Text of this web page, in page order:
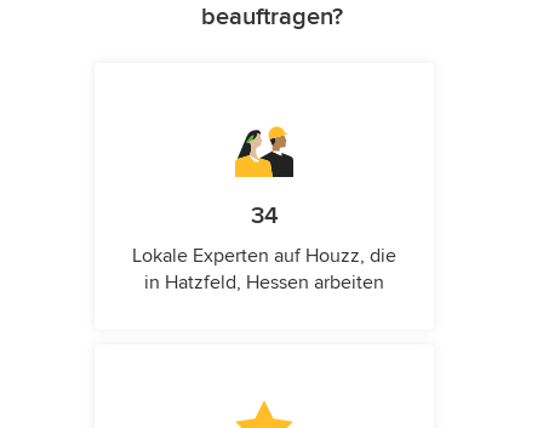
beauftragen?
34
Lokale Experten auf Houzz, die
in Hatzfeld, Hessen arbeiten